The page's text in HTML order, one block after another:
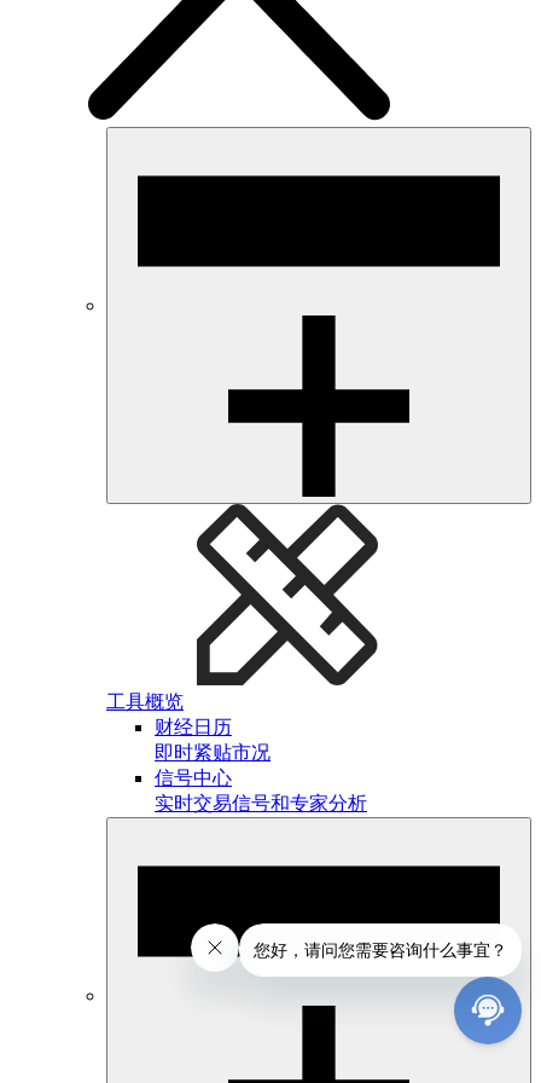
工具概览
财经日历
即时紧贴市况
信号中心
实时交易信号和专家分析